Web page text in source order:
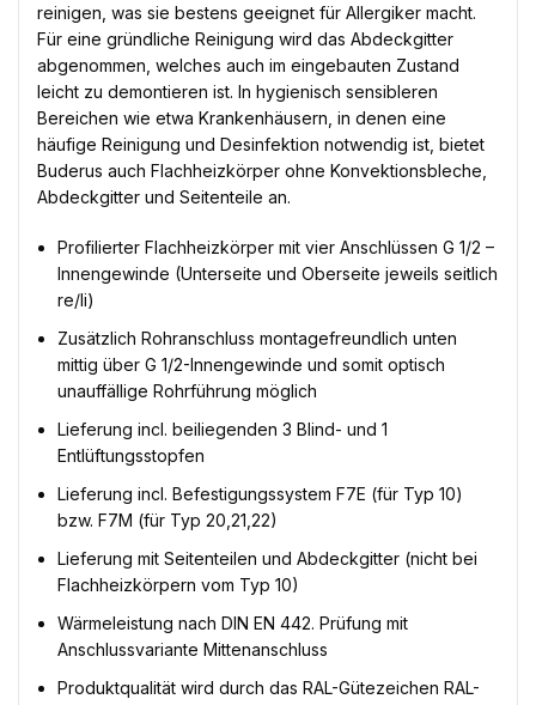
reinigen, was sie bestens geeignet für Allergiker macht.
Für eine gründliche Reinigung wird das Abdeckgitter
abgenommen, welches auch im eingebauten Zustand
leicht zu demontieren ist. In hygienisch sensibleren
Bereichen wie etwa Krankenhäusern, in denen eine
häufige Reinigung und Desinfektion notwendig ist, bietet
Buderus auch Flachheizkörper ohne Konvektionsbleche,
Abdeckgitter und Seitenteile an.
Profilierter Flachheizkörper mit vier Anschlüssen G 1/2 –
Innengewinde (Unterseite und Oberseite jeweils seitlich
re/li)
Zusätzlich Rohranschluss montagefreundlich unten
mittig über G 1/2-Innengewinde und somit optisch
unauffällige Rohrführung möglich
Lieferung incl. beiliegenden 3 Blind- und 1
Entlüftungsstopfen
Lieferung incl. Befestigungssystem F7E (für Typ 10)
bzw. F7M (für Typ 20,21,22)
Lieferung mit Seitenteilen und Abdeckgitter (nicht bei
Flachheizkörpern vom Typ 10)
Wärmeleistung nach DIN EN 442. Prüfung mit
Anschlussvariante Mittenanschluss
Produktqualität wird durch das RAL-Gütezeichen RAL-